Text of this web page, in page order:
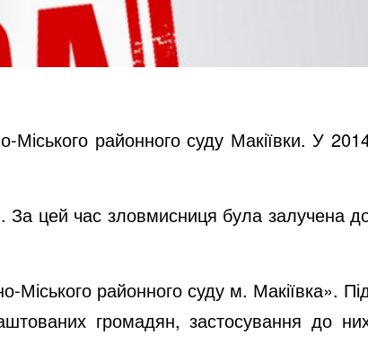
Міського районного суду Макіївки. У
За цей час зловмисниця була залучена
Міського районного суду м. Макіївка».
громадян, застосування до